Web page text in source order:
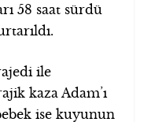
58 saat sürdü
ile
kaza Adam’ı
ise kuyunun